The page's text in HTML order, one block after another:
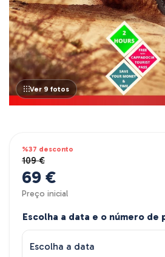
Ver 9 fotos
%37 desconto
109 €
69 €
Preço inicial
Escolha a data e o número de
Escolha a data